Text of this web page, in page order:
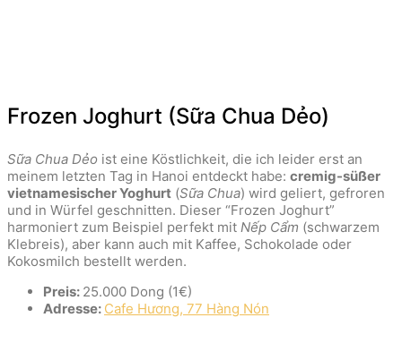
Frozen Joghurt (Sữa Chua Dẻo)
Sữa Chua Dẻo ist eine Köstlichkeit, die ich leider erst an
meinem letzten Tag in Hanoi entdeckt habe: cremig-süßer
vietnamesischer Yoghurt (Sữa Chua) wird geliert, gefroren
und in Würfel geschnitten. Dieser “Frozen Joghurt”
harmoniert zum Beispiel perfekt mit Nếp Cẩm (schwarzem
Klebreis), aber kann auch mit Kaffee, Schokolade oder
Kokosmilch bestellt werden.
Preis: 25.000 Dong (1€)
Adresse: Cafe Hương, 77 Hàng Nón